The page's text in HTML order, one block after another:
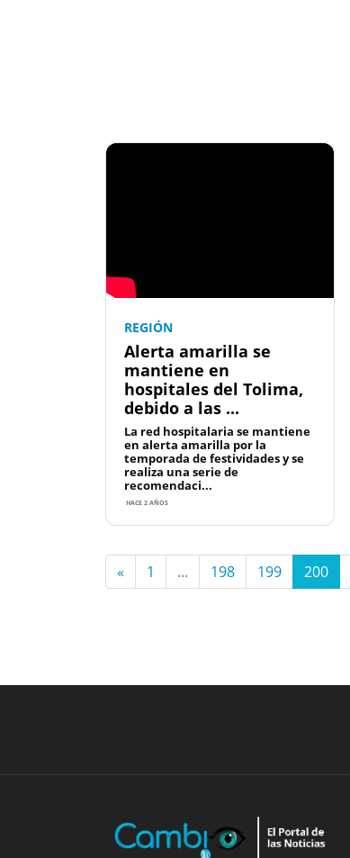
REGIÓN
Alerta amarilla se
mantiene en
hospitales del Tolima,
debido a las ...
La red hospitalaria se mantiene
en alerta amarilla por la
temporada de festividades y se
realiza una serie de
recomendaci...
HACE 2 AÑOS
« 1 ... 198 199 200